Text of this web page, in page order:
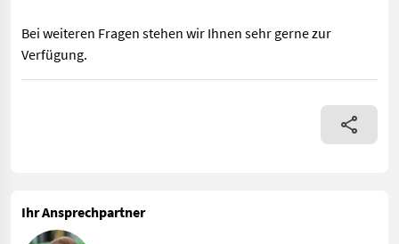
Bei weiteren Fragen stehen wir Ihnen sehr gerne zur
Verfügung.
Ackeregge in gutem Zustand steht zum Verkauf!! Garezinken
Ihr Ansprechpartner